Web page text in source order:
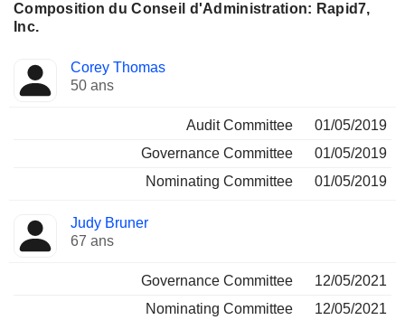
Composition du Conseil d'Administration: Rapid7,
Inc.
Administrateur Comités
Corey Thomas
50 ans
Audit Committee
01/05/2019
Governance Committee
01/05/2019
Nominating Committee
01/05/2019
Judy Bruner
67 ans
Governance Committee
12/05/2021
Nominating Committee
12/05/2021